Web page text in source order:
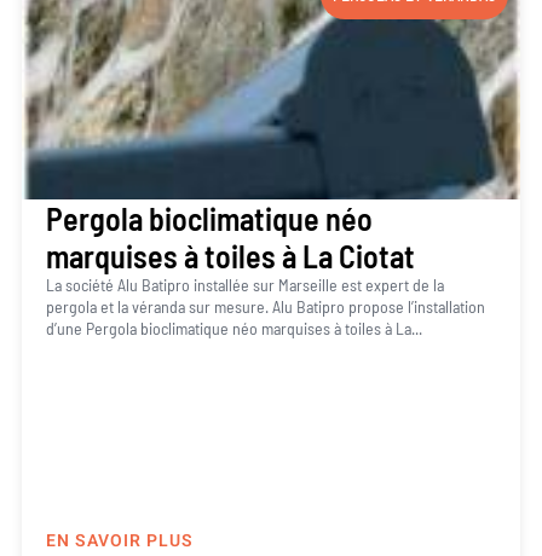
Pergola bioclimatique néo
marquises à toiles à La Ciotat
La société Alu Batipro installée sur Marseille est expert de la
pergola et la véranda sur mesure. Alu Batipro propose l’installation
d’une Pergola bioclimatique néo marquises à toiles à La...
EN SAVOIR PLUS